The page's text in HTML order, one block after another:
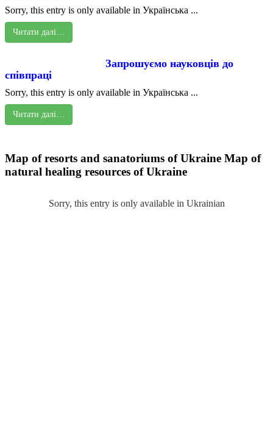
Sorry, this entry is only available in Українська ...
Читати далі…
Запрошуємо науковців до
співпраці
Sorry, this entry is only available in Українська ...
Читати далі…
Map of resorts and sanatoriums of Ukraine Map of
natural healing resources of Ukraine
Sorry, this entry is only available in Ukrainian